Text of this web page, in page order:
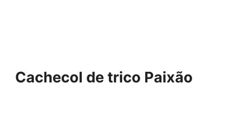
Cachecol de trico Paixão